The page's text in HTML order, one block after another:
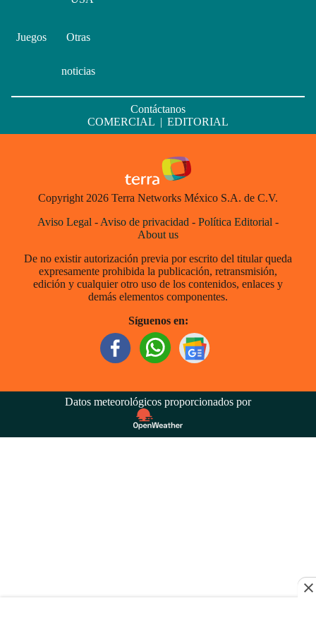
Juegos Otras
noticias
Contáctanos
COMERCIAL
EDITORIAL
Copyright 2026 Terra Networks México S.A. de C.V.
Aviso Legal - Aviso de privacidad - Política Editorial -
About us
De no existir autorización previa por escrito del titular queda
expresamente prohibida la publicación, retransmisión,
edición y cualquier otro uso de los contenidos, enlaces y
demás elementos componentes.
Síguenos en:
Datos meteorológicos proporcionados por